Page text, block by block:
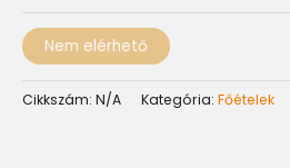
Nem elérhető
Cikkszám: N/A Kategória: Főételek